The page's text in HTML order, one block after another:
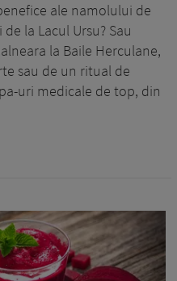
ale namolului de
la Lacul Ursu? Sau
la Baile Herculane,
sau de un ritual de
uri medicale de top, din